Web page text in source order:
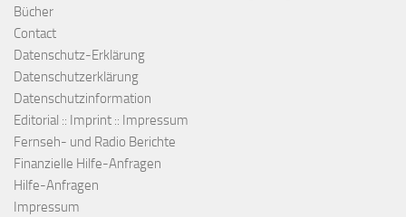
Bücher
Contact
Datenschutz-Erklärung
Datenschutzerklärung
Datenschutzinformation
Editorial :: Imprint :: Impressum
Fernseh- und Radio Berichte
Finanzielle Hilfe-Anfragen
Hilfe-Anfragen
Impressum